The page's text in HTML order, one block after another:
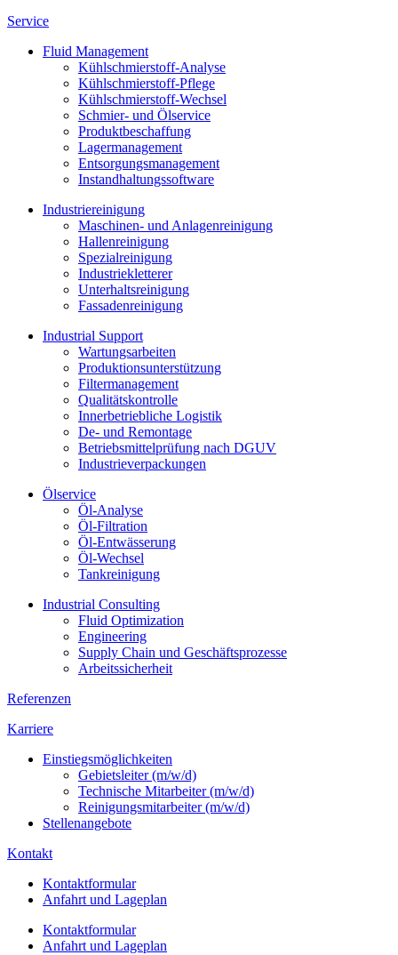
Service
Fluid Management
Kühlschmierstoff-Analyse
Kühlschmierstoff-Pflege
Kühlschmierstoff-Wechsel
Schmier- und Ölservice
Produktbeschaffung
Lagermanagement
Entsorgungs­management
Instandhaltungs­software
Industriereinigung
Maschinen- und Anlagenreinigung
Hallenreinigung
Spezialreinigung
Industriekletterer
Unterhaltsreinigung
Fassadenreinigung
Industrial Support
Wartungsarbeiten
Produktions­unterstützung
Filtermanagement
Qualitätskontrolle
Innerbetriebliche Logistik
De- und Remontage
Betriebsmittelprüfung nach DGUV
Industrieverpackungen
Ölservice
Öl-Analyse
Öl-Filtration
Öl-Entwässerung
Öl-Wechsel
Tankreinigung
Industrial Consulting
Fluid Optimization
Engineering
Supply Chain und Geschäftsprozesse
Arbeitssicherheit
Referenzen
Karriere
Einstiegsmöglichkeiten
Gebietsleiter (m/w/d)
Technische Mitarbeiter (m/w/d)
Reinigungsmitarbeiter (m/w/d)
Stellenangebote
Kontakt
Kontaktformular
Anfahrt und Lageplan
Kontaktformular
Anfahrt und Lageplan